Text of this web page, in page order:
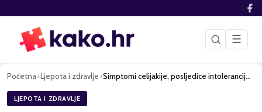
☰
Početna›Ljepota i zdravlje › Simptomi celijakije, posljedice intolerancije na gluten i ka…
LJEPOTA I ZDRAVLJE